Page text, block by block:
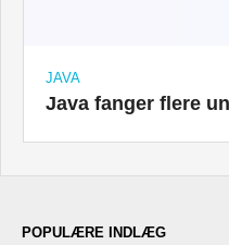
JAVA
Java fanger flere
POPULÆRE INDLÆG